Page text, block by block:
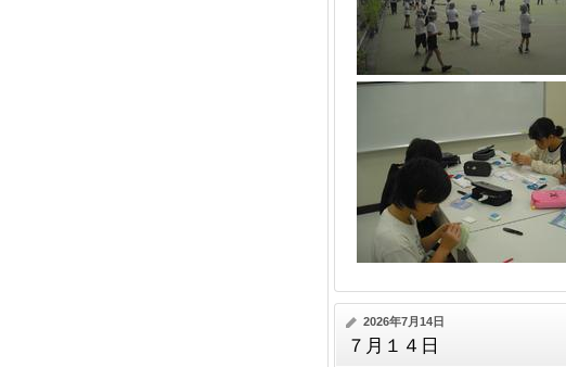
2026年7月14日
７月１４日